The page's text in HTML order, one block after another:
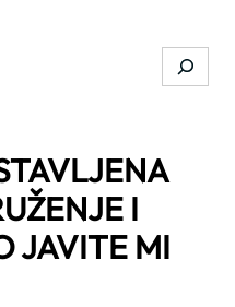
Search
I
JAVITE MI